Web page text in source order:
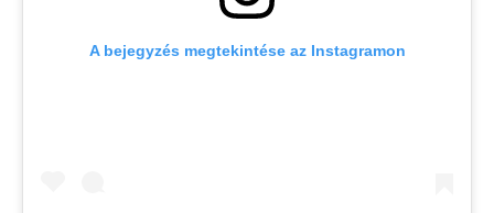
A bejegyzés megtekintése az Instagramon